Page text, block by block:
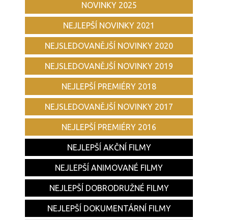
NOVINKY 2025
NEJLEPŠÍ NOVINKY 2021
NEJSLEDOVANĚJŠÍ NOVINKY 2020
NEJSLEDOVANĚJŠÍ NOVINKY 2019
NEJLEPŠÍ PREMIÉRY 2018
NEJSLEDOVANĚJŠÍ NOVINKY 2017
NEJLEPŠÍ PREMIÉRY 2016
NEJLEPŠÍ AKČNÍ FILMY
NEJLEPŠÍ ANIMOVANÉ FILMY
NEJLEPŠÍ DOBRODRUŽNÉ FILMY
NEJLEPŠÍ DOKUMENTÁRNÍ FILMY